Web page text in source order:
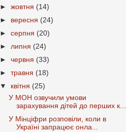
►жовтня (14)
► вересня (24)
►серпня (20)
► липня (24)
►червня (33)
►травня (18)
▼ квітня (25)
У МОН озвучили умови
зарахування дітей до перших к...
У Мінціфри розповіли, коли в
Україні запрацює онла...